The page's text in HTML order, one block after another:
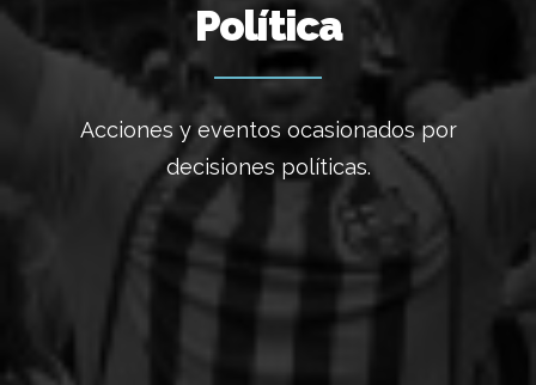
Política
Acciones y eventos ocasionados por
decisiones políticas.